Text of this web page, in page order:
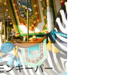
ンキーパー